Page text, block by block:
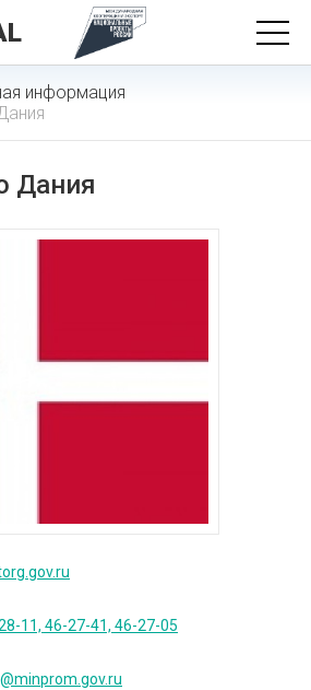
информация
Дания
11, 46-27-41, 46-27-05